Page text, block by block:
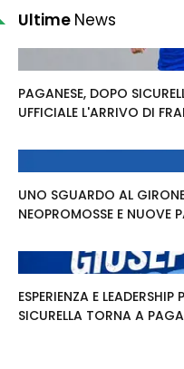
Ultime News
PAGANESE, DOPO
UFFICIALE L'ARRIVO DI
UNO SGUARDO AL
NEOPROMOSSE E NUOVE
ESPERIENZA E
SICURELLA TORNA A